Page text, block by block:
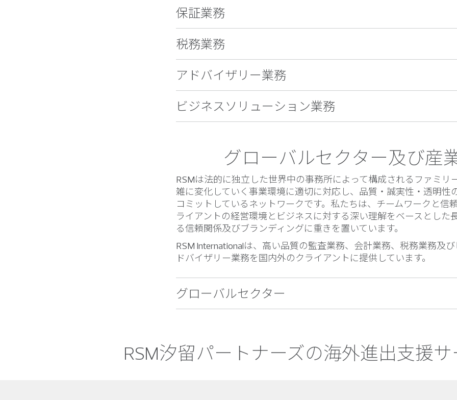
保証業務
税務業務
アドバイザリー業務
ビジネスソリューション業務
グローバルセクター及び産
RSMは法的に独立した世界中の事務所によって構成されるファミリ
雑に変化していく事業環境に適切に対応し、品質・誠実性・透明性
コミットしているネットワークです。私たちは、チームワークと信
ライアントの経営環境とビジネスに対する深い理解をベースとした
る信頼関係及びブランディングに重きを置いています。
RSM Internationalは、高い品質の監査業務、会計業務、税務業務及
ドバイザリー業務を国内外のクライアントに提供しています。
グローバルセクター
RSM汐留パートナーズの海外進出支援